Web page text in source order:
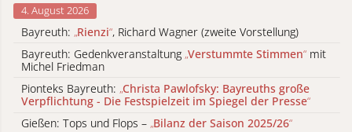
4. August 2026
Bayreuth: „Rienzi“, Richard Wagner (zweite Vorstellung)
Bayreuth: Gedenkveranstaltung „Verstummte Stimmen“ mit
Michel Friedman
Pionteks Bayreuth: „Christa Pawlofsky: Bayreuths große
Verpflichtung - Die Festspielzeit im Spiegel der Presse“
Gießen: Tops und Flops – „Bilanz der Saison 2025/26“